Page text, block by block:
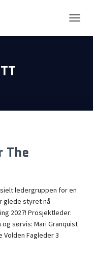
The
ledergruppen for en
glede styret nå
2027! Prosjektleder:
og sørvis: Mari Granquist
Volden Fagleder 3